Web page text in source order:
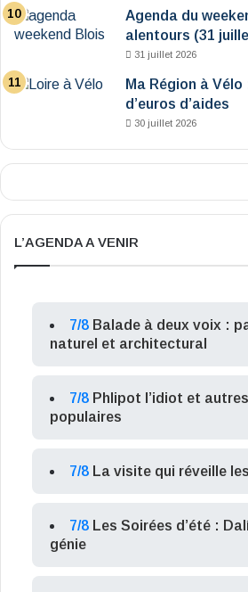
Agenda du
alentours (31
31 juillet 2026
Ma Région à Vélo
d’euros d’aides
30 juillet 2026
L’AGENDA A VENIR
7/8 Balade à deux voix :
naturel et architectural
7/8 Phlipot l’idiot et
populaires
7/8 La visite qui réveille
7/8 Les Soirées d’été :
génie